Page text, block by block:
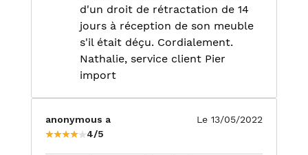
d'un droit de rétractation de 14
jours à réception de son meuble
s'il était déçu. Cordialement.
Nathalie, service client Pier
import
anonymous a
4/5
Le 13/05/2022